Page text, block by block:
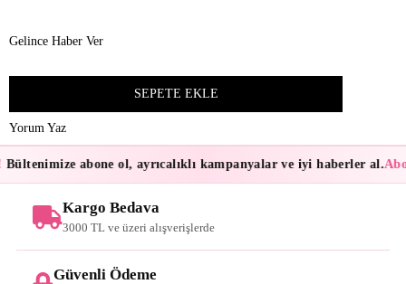
Gelince Haber Ver
Yorum Yaz
Bültenimize abone ol, ayrıcalıklı kampanyalar ve iyi haberler al.
Kargo Bedava
3000 TL ve üzeri alışverişlerde
Güvenli Ödeme